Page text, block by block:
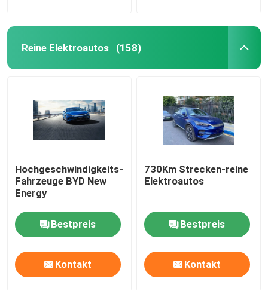
Reine Elektroautos (158)
Hochgeschwindigkeits-
Fahrzeuge BYD New
Energy
Bestpreis
Kontakt
730Km Strecken-reine
Elektroautos
Bestpreis
Kontakt